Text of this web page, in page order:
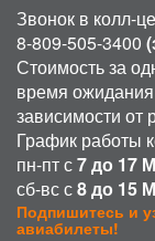
Звонок в колл-
8-809-505-3400
Стоимость за
время
зависимости от
График работы
пн-пт с7 до 17
сб-вс с8 до 15
Подпишитесь и
авиабилеты!